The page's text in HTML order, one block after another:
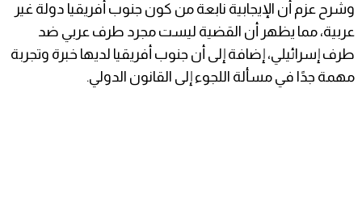
وشرح عزم أن الإيجابية نابعة من كون جنوب أفريقيا دولة غير
عربية، مما يظهر أن القضية ليست مجرد طرف عربي ضد
طرف إسرائيلي، إضافة إلى أن جنوب أفريقيا لديها خبرة وتجربة
مهمة جدًا في مسألة اللجوء إلى القانون الدولي.